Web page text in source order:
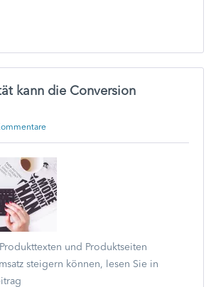
kann die Conversion
und Produktseiten
steigern können, lesen Sie in